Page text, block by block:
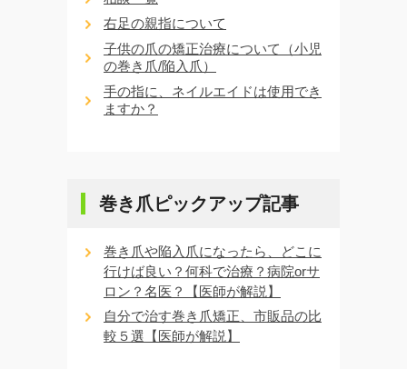
右足の親指について
子供の爪の矯正治療について（小児
の巻き爪/陥入爪）
手の指に、ネイルエイドは使用でき
ますか？
巻き爪ピックアップ記事
巻き爪や陥入爪になったら、どこに
行けば良い？何科で治療？病院orサ
ロン？名医？【医師が解説】
自分で治す巻き爪矯正、市販品の比
較５選【医師が解説】